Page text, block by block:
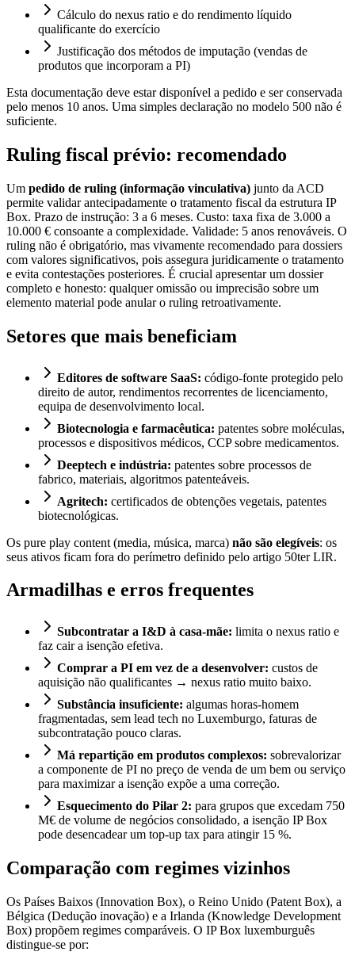
Cálculo do nexus ratio e do rendimento líquido
qualificante do exercício
Justificação dos métodos de imputação (vendas de
produtos que incorporam a PI)
Esta documentação deve estar disponível a pedido e ser conservada
pelo menos 10 anos. Uma simples declaração no modelo 500 não é
suficiente.
Ruling fiscal prévio: recomendado
Um pedido de ruling (informação vinculativa) junto da ACD
permite validar antecipadamente o tratamento fiscal da estrutura IP
Box. Prazo de instrução: 3 a 6 meses. Custo: taxa fixa de 3.000 a
10.000 € consoante a complexidade. Validade: 5 anos renováveis. O
ruling não é obrigatório, mas vivamente recomendado para dossiers
com valores significativos, pois assegura juridicamente o tratamento
e evita contestações posteriores. É crucial apresentar um dossier
completo e honesto: qualquer omissão ou imprecisão sobre um
elemento material pode anular o ruling retroativamente.
Setores que mais beneficiam
Editores de software SaaS: código-fonte protegido pelo
direito de autor, rendimentos recorrentes de licenciamento,
equipa de desenvolvimento local.
Biotecnologia e farmacêutica: patentes sobre moléculas,
processos e dispositivos médicos, CCP sobre medicamentos.
Deeptech e indústria: patentes sobre processos de
fabrico, materiais, algoritmos patenteáveis.
Agritech: certificados de obtenções vegetais, patentes
biotecnológicas.
Os pure play content (media, música, marca) não são elegíveis: os
seus ativos ficam fora do perímetro definido pelo artigo 50ter LIR.
Armadilhas e erros frequentes
Subcontratar a I&D à casa-mãe: limita o nexus ratio e
faz cair a isenção efetiva.
Comprar a PI em vez de a desenvolver: custos de
aquisição não qualificantes → nexus ratio muito baixo.
Substância insuficiente: algumas horas-homem
fragmentadas, sem lead tech no Luxemburgo, faturas de
subcontratação pouco claras.
Má repartição em produtos complexos: sobrevalorizar
a componente de PI no preço de venda de um bem ou serviço
para maximizar a isenção expõe a uma correção.
Esquecimento do Pilar 2: para grupos que excedam 750
M€ de volume de negócios consolidado, a isenção IP Box
pode desencadear um top-up tax para atingir 15 %.
Comparação com regimes vizinhos
Os Países Baixos (Innovation Box), o Reino Unido (Patent Box), a
Bélgica (Dedução inovação) e a Irlanda (Knowledge Development
Box) propõem regimes comparáveis. O IP Box luxemburguês
distingue-se por: